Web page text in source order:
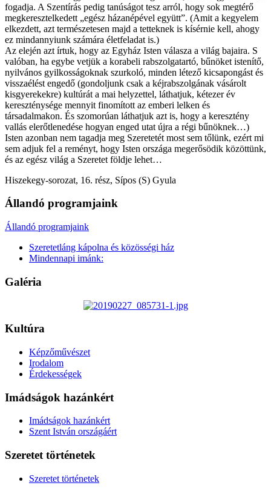
fogadja. A Szentírás pedig tanúságot tesz arról, hogy sok megtérő
megkeresztelkedett „egész házanépével együtt”. (Amit a kegyelem
elkezdett, azt természetesen majd a tetteknek is kísérnie kell, ahogy
ez mindannyiunk számára életfeladat is.)
Az elején azt írtuk, hogy az Egyház Isten válasza a világ bajaira. S
valóban, ha egybe vetjük a korabeli rabszolgatartó, bűnöket istenítő,
nyilvános gyilkosságoknak szurkoló, minden létező kicsapongást és
visszaélést engedő (gondoljunk csak a kéjrabszolgának vásárolt
kisgyerekekre) kultúrát a mai helyzettel, láthatjuk, kétezer év
kereszténysége mennyit finomított az emberi lelken és
társadalmakon. És szomorúan láthatjuk azt is, hogy a keresztény
vallás elerőtlenedése hogyan enged utat újra a régi bűnöknek…)
Isten azonban nem tagadja meg Szeretetét most sem tőlünk, ezért mi
sem adjuk fel a reményt, hogy Isten országa megerősödik közöttünk,
és az egész világ a Szeretet földje lehet…
Hiszekegy-sorozat, 16. rész, Sípos (S) Gyula
Állandó programjaink
Állandó programjaink
Szeretetláng kápolna és közösségi ház
Mindennapi imánk:
Galéria
Kultúra
Képzőművészet
Irodalom
Érdekességek
Imádságok hazánkért
Imádságok hazánkért
Szent István országáért
Szeretet történetek
Szeretet történetek